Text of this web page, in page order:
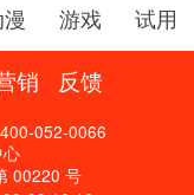
游戏 试用
销 反馈
052-0066
00220 号